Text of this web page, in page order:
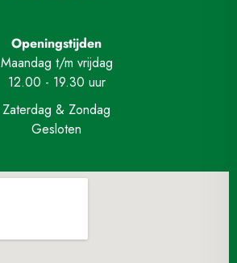
Openingstijden
Maandag t/m vrijdag
12.00 - 19.30 uur
Zaterdag & Zondag
Gesloten